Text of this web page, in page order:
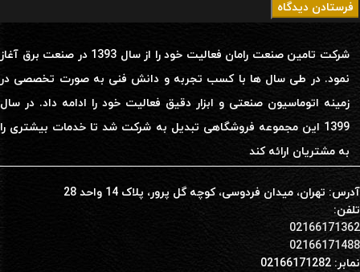
شرکت تامین صنعت رامان فعالیت خود را از سال 1393 در صنعت برق آغاز
نمود. در طی سال ها با کسب تجربه و دانش فنی به صورت تخصصی در
زمینه اتوماسیون صنعتی و ابزار دقیق فعالیت خود را ادامه داد. در سال
1399 این مجموعه فروشگاهی تبدیل به شرکت شد تا خدمات بیشتری را
به مشتریان ارائه کند
آدرس: تهران، میدان فردوسی، کوچه گل پرور، پلاک 14 واحد 28
تلفن:
02166171362
02166171488
نمابر: 02166171282